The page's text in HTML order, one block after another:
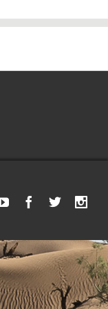
YoutubeFacebook
Twitter